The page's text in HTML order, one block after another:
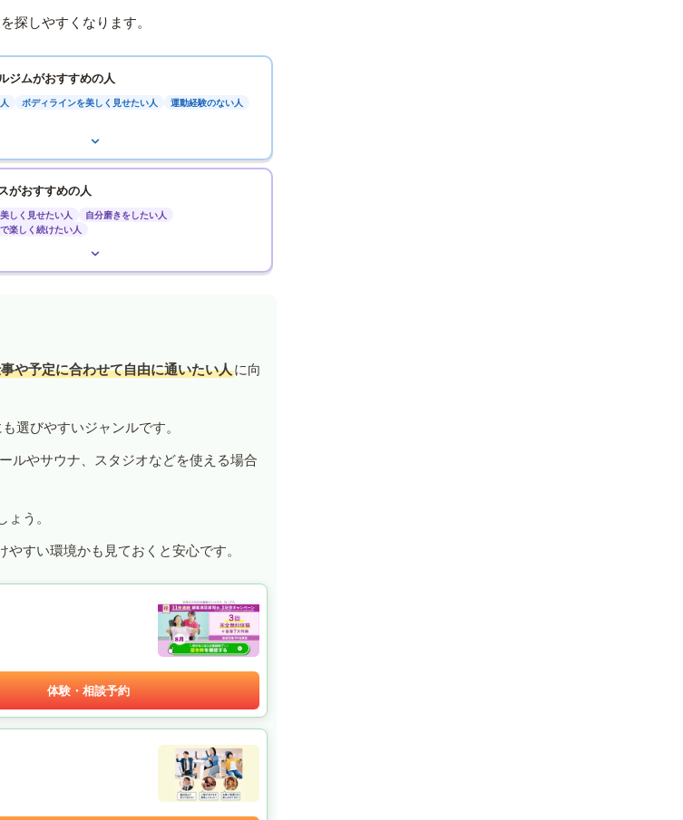
探しやすくなります。
ジムがおすすめの人
ボディラインを美しく見せたい人 運動経験のない人
がおすすめの人
しく見せたい人
自分磨きをしたい人
楽しく続けたい人
や予定に合わせて自由に通いたい人に向
選びやすいジャンルです。
ルやサウナ、スタジオなどを使える場合
う。
すい環境かも見ておくと安心です。
体験・相談予約